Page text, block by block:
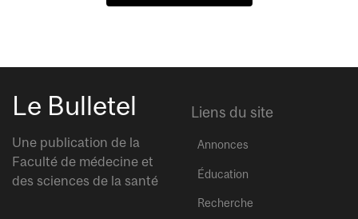
Le Bulletel
Une publication de la
Faculté de médecine et
des sciences de la santé
Liens du site
Annonces
Éducation
Recherche